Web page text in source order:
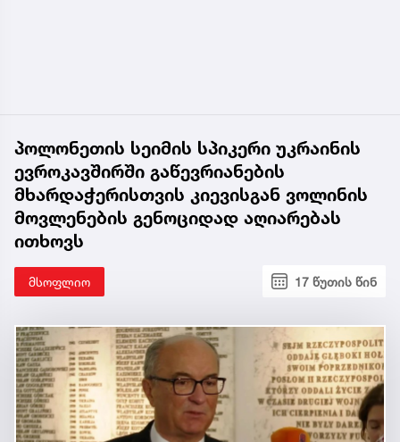
პოლონეთის სეიმის სპიკერი უკრაინის
ევროკავშირში გაწევრიანების
მხარდაჭერისთვის კიევისგან ვოლინის
მოვლენების გენოციდად აღიარებას
ითხოვს
მსოფლიო 17 წუთის წინ